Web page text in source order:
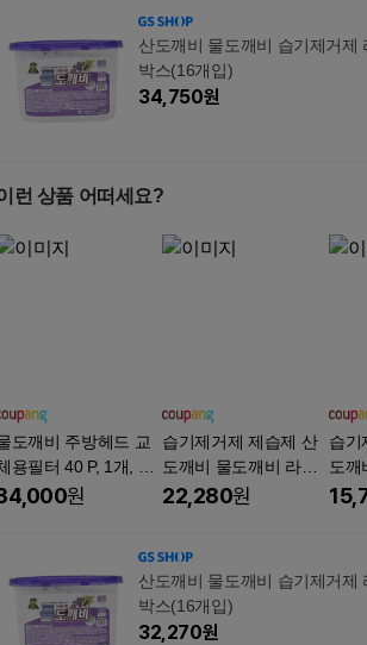
산도깨비 물도깨비 습기제거제
박스(16개입)
34,750원
런 상품 어떠세요?
도깨비 주방헤드 교
용필터 40 P, 1개, 혼
색상
원
습기제거제 제습제 산
도깨비 물도깨비 라벤
더향 (제습량500ml)
22,280원
습기
도깨
더향
산도깨비 물도깨비 습기제거제
박스(16개입)
32,270원